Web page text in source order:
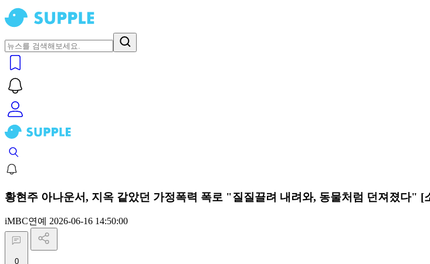
황현주 아나운서, 지옥 같았던 가정폭력 폭로 "질질끌려 내려와, 동물처럼 던져졌다" [
iMBC연예 2026-06-16 14:50:00
0